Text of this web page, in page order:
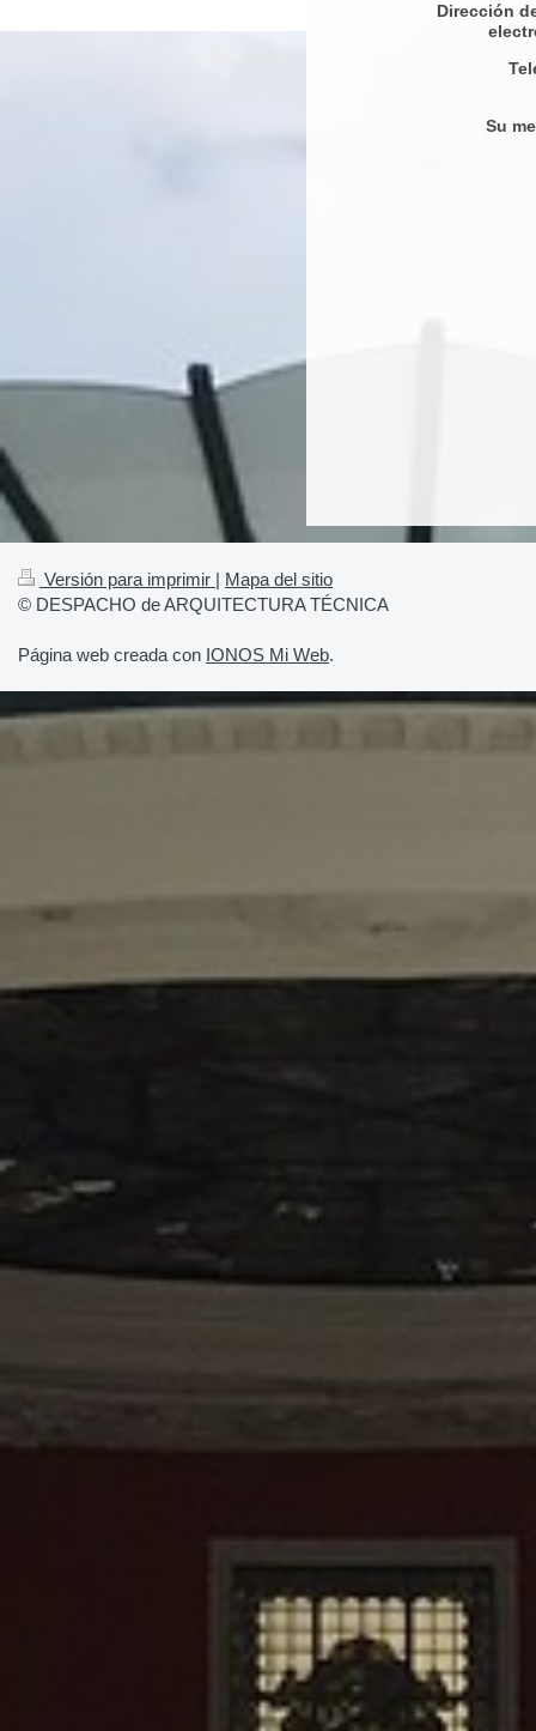
Dirección
Su
Versión para imprimir | Mapa del sitio
© DESPACHO de ARQUITECTURA TÉCNICA
Página web creada con IONOS Mi Web.